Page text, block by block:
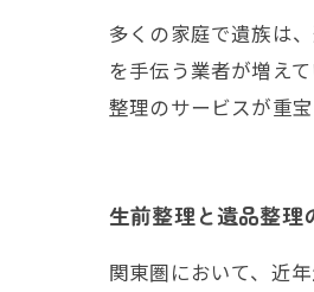
多くの家庭で遺族は
を手伝う業者が増え
整理のサービスが重
生前整理と遺品整理
関東圏において、近